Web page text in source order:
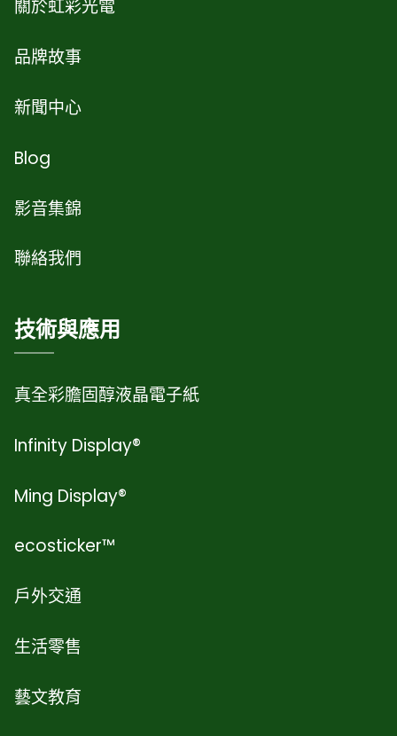
關於虹彩光電
品牌故事
新聞中心
Blog
影音集錦
聯絡我們
技術與應用
真全彩膽固醇液晶電子紙
Infinity Display®
Ming Display®
ecosticker™
戶外交通
生活零售
藝文教育